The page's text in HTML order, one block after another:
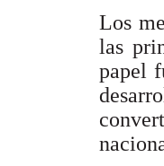
Los
las
papel